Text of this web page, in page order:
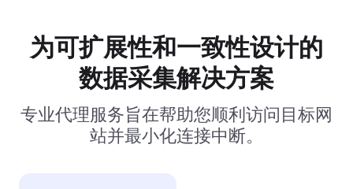
为可扩展性和一致性设计的
数据采集解决方案
专业代理服务旨在帮助您顺利访问目标网
站并最小化连接中断。